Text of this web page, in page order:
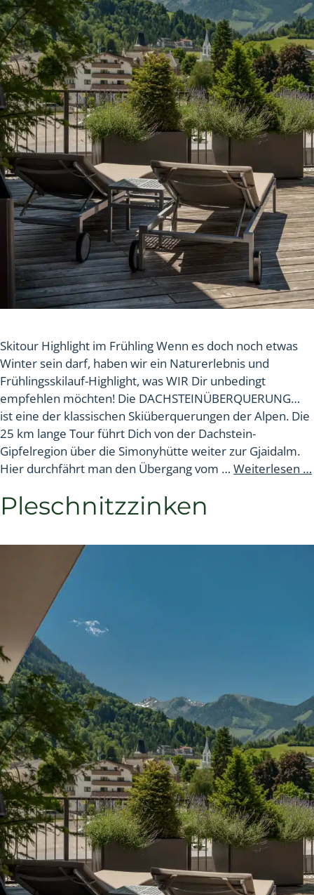
Skitour Highlight im Frühling Wenn es doch noch etwas
Winter sein darf, haben wir ein Naturerlebnis und
Frühlingsskilauf-Highlight, was WIR Dir unbedingt
empfehlen möchten! Die DACHSTEINÜBERQUERUNG…
ist eine der klassischen Skiüberquerungen der Alpen. Die
25 km lange Tour führt Dich von der Dachstein-
Gipfelregion über die Simonyhütte weiter zur Gjaidalm.
Hier durchfährt man den Übergang vom … Weiterlesen …
Pleschnitzzinken